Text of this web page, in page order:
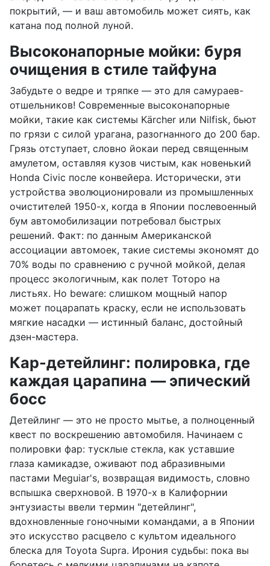
покрытий, — и ваш автомобиль может сиять, как
катана под полной луной.
Высоконапорные мойки: буря
очищения в стиле тайфуна
Забудьте о ведре и тряпке — это для самураев-
отшельников! Современные высоконапорные
мойки, такие как системы Kärcher или Nilfisk, бьют
по грязи с силой урагана, разогнанного до 200 бар.
Грязь отступает, словно йокаи перед священным
амулетом, оставляя кузов чистым, как новенький
Honda Civic после конвейера. Исторически, эти
устройства эволюционировали из промышленных
очистителей 1950-х, когда в Японии послевоенный
бум автомобилизации потребовал быстрых
решений. Факт: по данным Американской
ассоциации автомоек, такие системы экономят до
70% воды по сравнению с ручной мойкой, делая
процесс экологичным, как полет Тоторо на
листьях. Но beware: слишком мощный напор
может поцарапать краску, если не использовать
мягкие насадки — истинный баланс, достойный
дзен-мастера.
Кар-детейлинг: полировка, где
каждая царапина — эпический
босс
Детейлинг — это не просто мытье, а полноценный
квест по воскрешению автомобиля. Начинаем с
полировки фар: тусклые стекла, как уставшие
глаза камикадзе, оживают под абразивными
пастами Meguiar's, возвращая видимость, словно
вспышка сверхновой. В 1970-х в Калифорнии
энтузиасты ввели термин "детейлинг",
вдохновленные гоночными командами, а в Японии
это искусство расцвело с культом идеального
блеска для Toyota Supra. Ирония судьбы: пока вы